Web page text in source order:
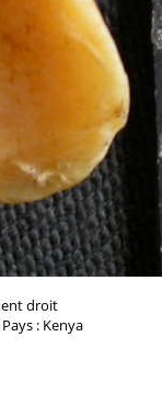
droit
: Kenya